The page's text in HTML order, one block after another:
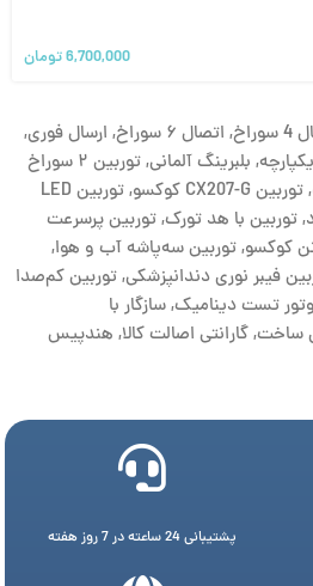
6,700,000تومان
, اتصال ۶ سوراخ , ارسال فوری,
, بلبرینگ آلمانی,
توربین ۲ سوراخ
,توربین CX207-G کوکسو ,
توربین LED
,توربین با هد تورک,توربین پرسرعت
کوکسو,توربین سه‌پاشه آب و هوا,
فیبر نوری دندانپزشکی,توربین کم‌صدا
تست دینامیک,سازگار با
ساخت,گارانتی اصالت کالا, هندپیس
پشتیبانی 24 ساعته در 7 روز هفته